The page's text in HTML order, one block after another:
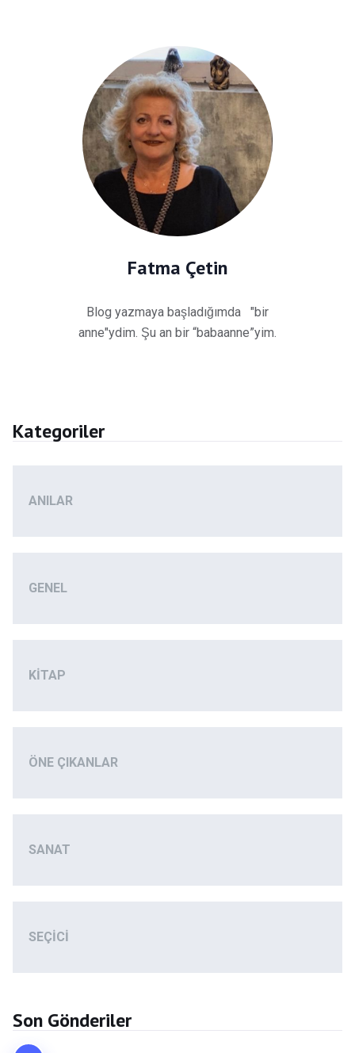
Fatma Çetin
Blog yazmaya başladığımda "bir
anne"ydim. Şu an bir “babaanne”yim.
Kategoriler
ANILAR
GENEL
KITAP
ÖNE ÇIKANLAR
SANAT
SEÇICI
Son Gönderiler